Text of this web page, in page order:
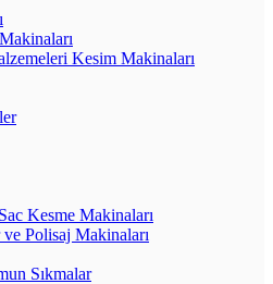
Kesim Makinaları
Kesme Makinaları
Polisaj Makinaları
Sıkmalar